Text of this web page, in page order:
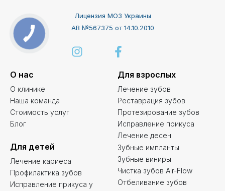
Лицензия МОЗ Украины
АВ №567375 от 14.10.2010
О нас
О клинике
Наша команда
Стоимость услуг
Блог
Для взрослых
Лечение зубов
Реставрация зубов
Протезирование зубов
Исправление прикуса
Лечение десен
Зубные импланты
Зубные виниры
Чистка зубов Air-Flow
Отбеливание зубов
Для детей
Лечение кариеса
Профилактика зубов
Исправление прикуса у